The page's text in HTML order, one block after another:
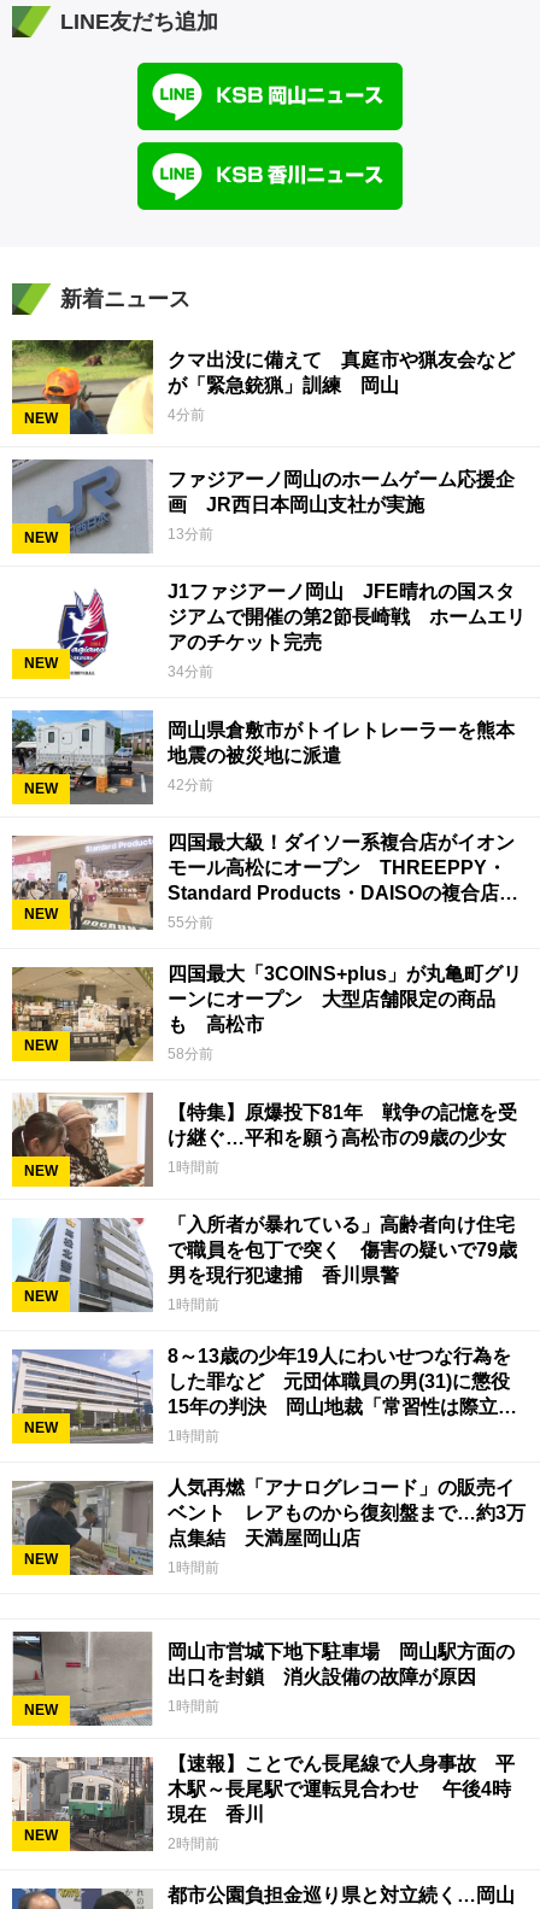
LINE友だち追加
新着ニュース
NEW
クマ出没に備えて 真庭市や猟友会など
が「緊急銃猟」訓練 岡山
4分前
NEW
ファジアーノ岡山のホームゲーム応援企
画 JR西日本岡山支社が実施
13分前
NEW
J1ファジアーノ岡山 JFE晴れの国スタ
ジアムで開催の第2節長崎戦 ホームエリ
アのチケット完売
34分前
NEW
岡山県倉敷市がトイレトレーラーを熊本
地震の被災地に派遣
42分前
NEW
四国最大級！ダイソー系複合店がイオン
モール高松にオープン THREEPPY・
Standard Products・DAISOの複合店は
香川県初
55分前
NEW
四国最大「3COINS+plus」が丸亀町グリ
ーンにオープン 大型店舗限定の商品
も 高松市
58分前
NEW
【特集】原爆投下81年 戦争の記憶を受
け継ぐ…平和を願う高松市の9歳の少女
1時間前
NEW
「入所者が暴れている」高齢者向け住宅
で職員を包丁で突く 傷害の疑いで79歳
男を現行犯逮捕 香川県警
1時間前
NEW
8～13歳の少年19人にわいせつな行為を
した罪など 元団体職員の男(31)に懲役
15年の判決 岡山地裁「常習性は際立っ
ていて被害結果も非常に重い」
1時間前
NEW
人気再燃「アナログレコード」の販売イ
ベント レアものから復刻盤まで…約3万
点集結 天満屋岡山店
1時間前
NEW
岡山市営城下地下駐車場 岡山駅方面の
出口を封鎖 消火設備の故障が原因
1時間前
NEW
【速報】ことでん長尾線で人身事故 平
木駅～長尾駅で運転見合わせ 午後4時
現在 香川
2時間前
都市公園負担金巡り県と対立続く…岡山